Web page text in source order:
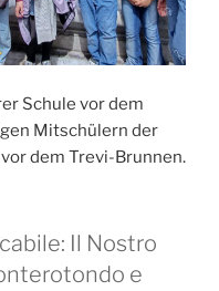
Schule vor dem
Mitschülern der
dem Trevi-Brunnen.
Il Nostro
e